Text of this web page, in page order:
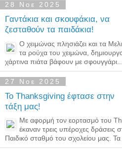
28 Νοε 2025
Γαντάκια και σκουφάκια, να
ζεσταθούν τα παιδάκια!
Ο χειμώνας πλησιάζει και τα
τα ρούχα του χειμώνα,
χάρτινα πιάτα βάφουν με σφουγγάρι...
27 Νοε 2025
Το Thanksgiving έφτασε στην
τάξη μας!
Με αφορμή τον εορτασμό του
έκαναν τρεις υπέροχες δράσεις
Παιδικό σταθμό του σχολείου μας. Τα